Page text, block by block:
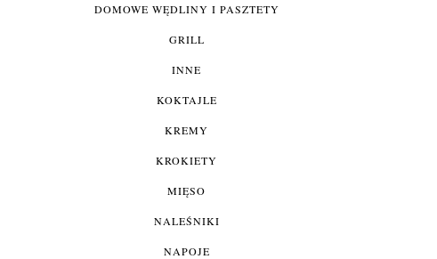
DOMOWE WĘDLINY I PASZTETY
GRILL
INNE
KOKTAJLE
KREMY
KROKIETY
MIĘSO
NALEŚNIKI
NAPOJE